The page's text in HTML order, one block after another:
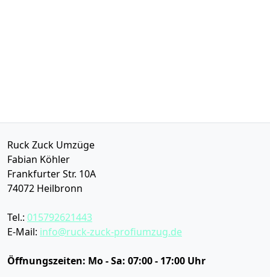
Ruck Zuck Umzüge
Fabian Köhler
Frankfurter Str. 10A
74072 Heilbronn
Tel.: 015792621443
E-Mail: info@ruck-zuck-profiumzug.de
Öffnungszeiten: Mo - Sa: 07:00 - 17:00 Uhr